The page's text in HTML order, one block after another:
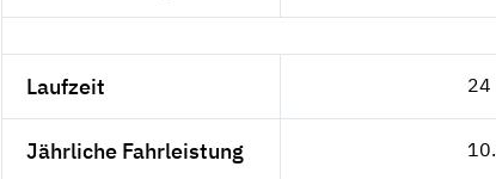
Laufzeit 24
Jährliche Fahrleistung